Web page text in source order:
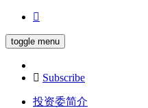
toggle menu
Subscribe
投资委简介